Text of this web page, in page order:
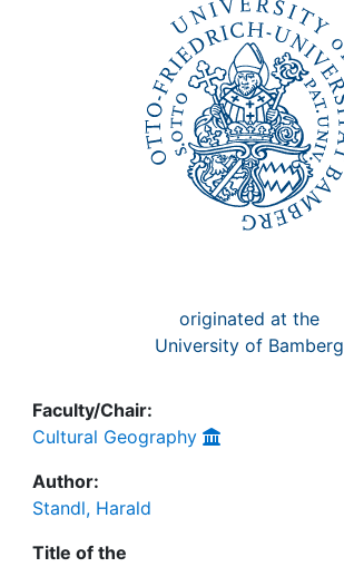
originated at the
University of Bamberg
Faculty/Chair:
Cultural Geography
Author:
Standl, Harald
Title of the